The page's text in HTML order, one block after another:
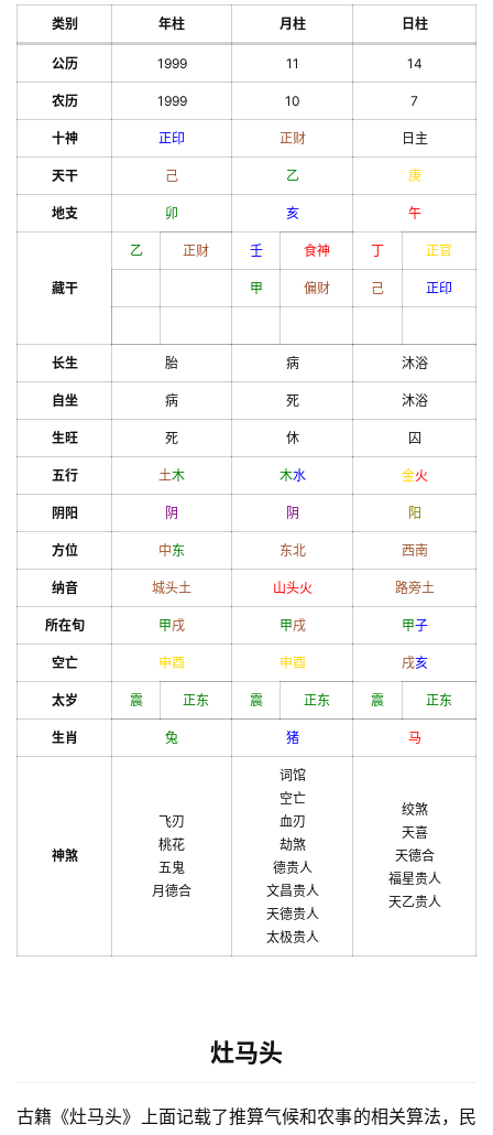
类别 年柱 月柱 日柱
公历 1999 11 14
农历 1999 10 7
十神 正印 正财 日主
天干 己 乙 庚
地支 卯 亥 午
藏干
乙 正财 壬 食神 丁 正官
甲 偏财 己 正印
长生 胎 病 沐浴
自坐 病 死 沐浴
生旺 死 休 囚
五行 土木 木水 金火
阴阳 阴 阴 阳
方位 中东 东北 西南
纳音 城头土 山头火 路旁土
所在旬 甲戌 甲戌 甲子
空亡 申酉 申酉 戌亥
太岁 震 正东 震 正东 震 正东
生肖 兔 猪 马
神煞
飞刃
桃花
五鬼
月德合
词馆
空亡
血刃
劫煞
德贵人
文昌贵人
天德贵人
太极贵人
绞煞
天喜
天德合
福星贵人
天乙贵人
灶马头
古籍《灶马头》上面记载了推算气候和农事的相关算法，民